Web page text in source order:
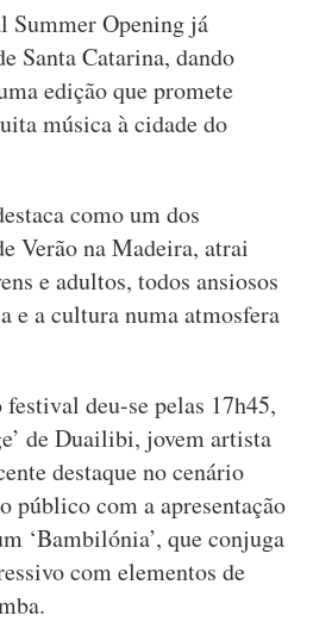
Summer Opening já
Santa Catarina, dando
edição que promete
música à cidade do
como um dos
Verão na Madeira, atrai
e adultos, todos ansiosos
e a cultura numa atmosfera
deu-se pelas 17h45,
de Duailibi, jovem artista
destaque no cenário
público com a apresentação
‘Bambilónia’, que conjuga
com elementos de